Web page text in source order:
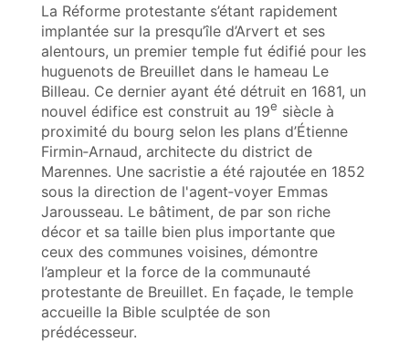
La Réforme protestante s’étant rapidement
implantée sur la presqu’île d’Arvert et ses
alentours, un premier temple fut édifié pour les
huguenots de Breuillet dans le hameau Le
Billeau. Ce dernier ayant été détruit en 1681, un
nouvel édifice est construit au 19e siècle à
proximité du bourg selon les plans d’Étienne
Firmin‑Arnaud, architecte du district de
Marennes. Une sacristie a été rajoutée en 1852
sous la direction de l'agent‑voyer Emmas
Jarousseau. Le bâtiment, de par son riche
décor et sa taille bien plus importante que
ceux des communes voisines, démontre
l’ampleur et la force de la communauté
protestante de Breuillet. En façade, le temple
accueille la Bible sculptée de son
prédécesseur.